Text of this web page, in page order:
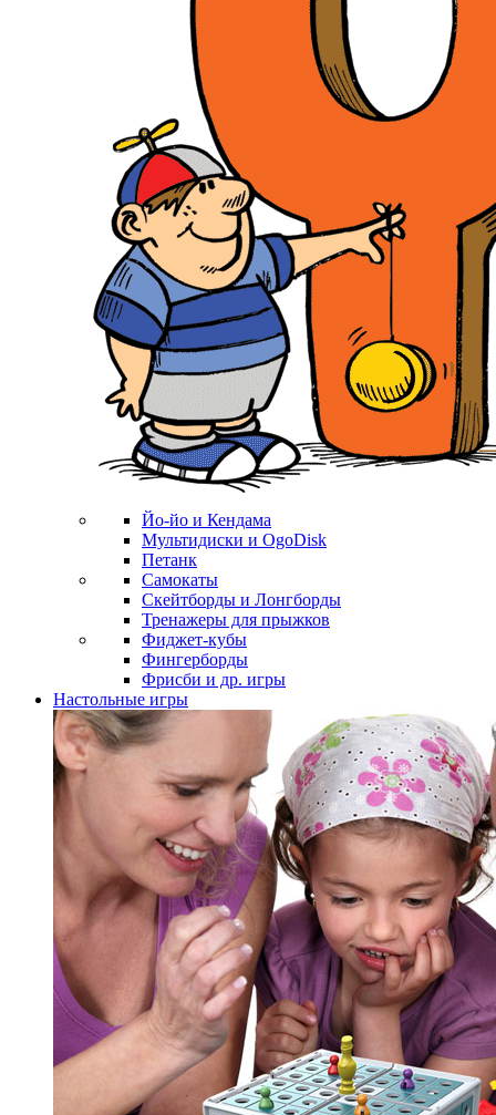
Йо-йо и Кендама
Мультидиски и OgoDisk
Петанк
Самокаты
Скейтборды и Лонгборды
Тренажеры для прыжков
Фиджет-кубы
Фингерборды
Фрисби и др. игры
Настольные игры